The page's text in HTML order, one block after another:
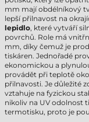
mm mají obdélníkový
lepší přilnavost na
lepidlo, které vytváří
povrchů. Role má
mm, díky čemuž je
tiskáren. Jednořadé
ekonomickou a
provádět při teplotě
přilnavosti. Je důležité
vztahuje na fyzickou
nikoliv na UV odolnost
termotisku, proto je